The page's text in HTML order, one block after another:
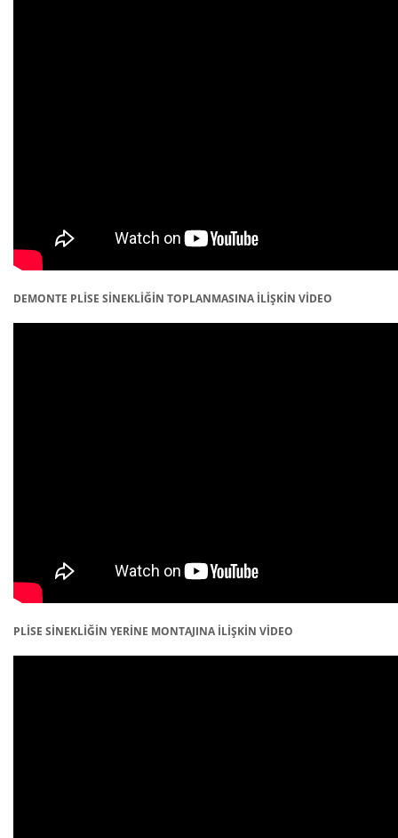
DEMONTE PLİSE SİNEKLİĞİN TOPLANMASINA İLİŞKİN VİDEO
PLİSE SİNEKLİĞİN YERİNE MONTAJINA İLİŞKİN VİDEO